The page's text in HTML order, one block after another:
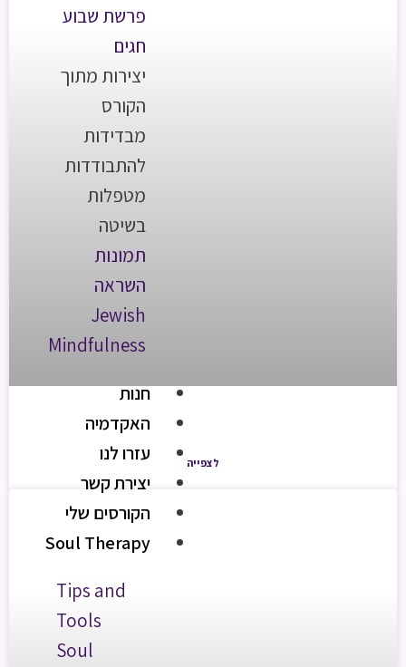
פרשת שבוע
חגים
יצירות מתוך
הקורס
מבדידות
להתבודדות
מטפלות
בשיטה
תמונות
השראה
Jewish
Mindfulness
חנות
האקדמיה
עזרו לנו
יצירת קשר
הקורסים שלי
Soul Therapy
Tips and
Tools
Soul
לצפייה